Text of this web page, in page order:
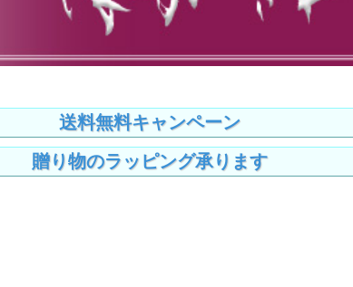
送料無料キャンペーン
贈り物のラッピング承ります